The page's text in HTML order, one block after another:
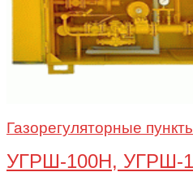
Газорегуляторные
УГРШ-100Н, УГРШ-